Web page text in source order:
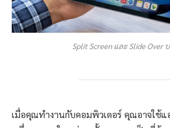
Split Screen และ Slide Over
เมื่อคุณทำงานกับคอมพิวเตอร์ คุณอาจใช้